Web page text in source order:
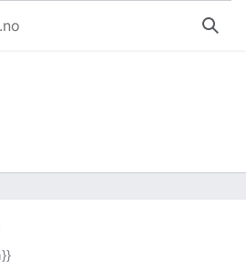
Søk